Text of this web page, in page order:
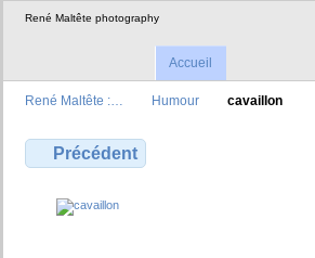
René Maltête photography
Accueil
René Maltête :… Humour cavaillon
Précédent